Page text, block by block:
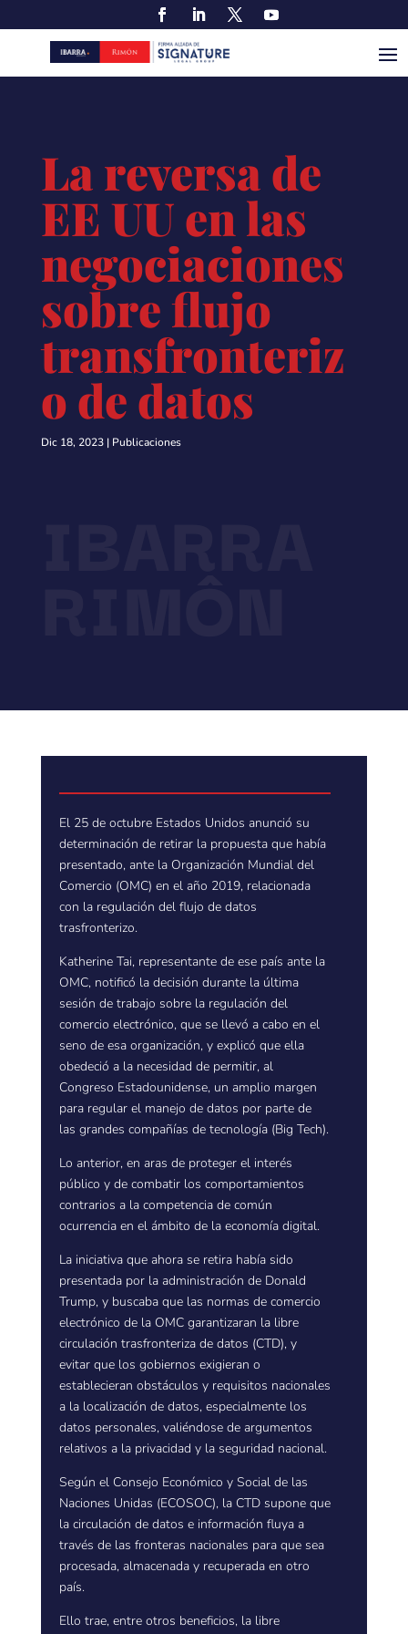
La reversa de
EE UU en las
negociaciones
sobre flujo
transfronteriz
o de datos
Dic 18, 2023| Publicaciones
El 25 de octubre Estados Unidos anunció su
determinación de retirar la propuesta que había
presentado, ante la Organización Mundial del
Comercio (OMC) en el año 2019, relacionada
con la regulación del flujo de datos
trasfronterizo.
Katherine Tai, representante de ese país ante la
OMC, notificó la decisión durante la última
sesión de trabajo sobre la regulación del
comercio electrónico, que se llevó a cabo en el
seno de esa organización, y explicó que ella
obedeció a la necesidad de permitir, al
Congreso Estadounidense, un amplio margen
para regular el manejo de datos por parte de
las grandes compañías de tecnología (Big Tech).
Lo anterior, en aras de proteger el interés
público y de combatir los comportamientos
contrarios a la competencia de común
ocurrencia en el ámbito de la economía digital.
La iniciativa que ahora se retira había sido
presentada por la administración de Donald
Trump, y buscaba que las normas de comercio
electrónico de la OMC garantizaran la libre
circulación trasfronteriza de datos (CTD), y
evitar que los gobiernos exigieran o
establecieran obstáculos y requisitos nacionales
a la localización de datos, especialmente los
datos personales, valiéndose de argumentos
relativos a la privacidad y la seguridad nacional.
Según el Consejo Económico y Social de las
Naciones Unidas (ECOSOC), la CTD supone que
la circulación de datos e información fluya a
través de las fronteras nacionales para que sea
procesada, almacenada y recuperada en otro
país.
Ello trae, entre otros beneficios, la libre